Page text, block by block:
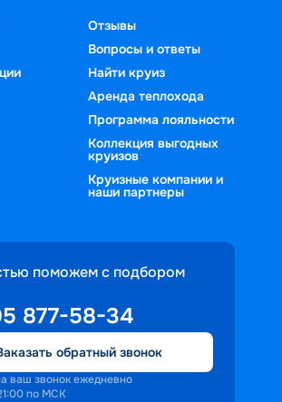
Отзывы
Вопросы и ответы
Найти круиз
Аренда теплохода
Программа лояльности
Коллекция выгодных
круизов
Круизные компании и
наши партнеры
поможем с подбором
877-58-34
обратный звонок
ваш звонок ежедневно
по МСК